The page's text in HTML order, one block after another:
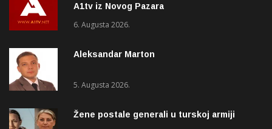
A1tv iz Novog Pazara
6. Augusta 2026.
Aleksandar Marton
5. Augusta 2026.
Žene postale generali u turskoj armiji